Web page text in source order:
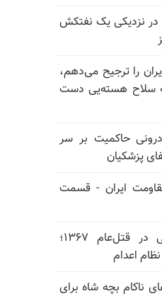
در نزدیکی یک نفتکش
را ترجیح می‌دهم،
به سلاح هسته‌یی دست
حاکمیت بر سر
پزشکیان
ایران - قسمت
نقش مستقیم خمینی در قتل‌عام ۱۳۶۷؛
اعدام
ناکام بچه شاه برای